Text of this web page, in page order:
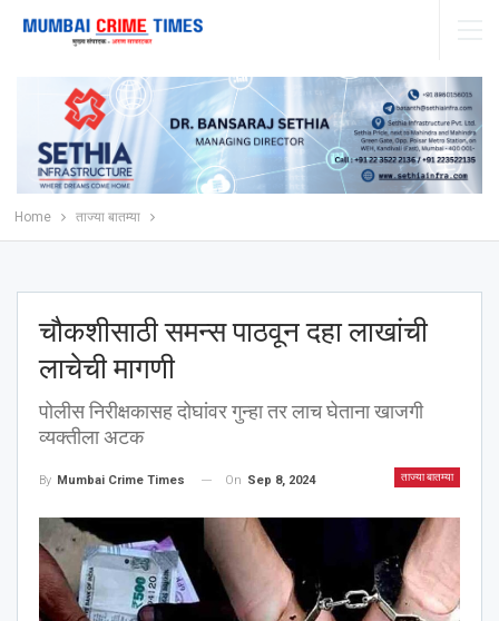
Home ताज्या बातम्या
चौकशीसाठी समन्स पाठवून दहा लाखांची
लाचेची मागणी
पोलीस निरीक्षकासह दोघांवर गुन्हा तर लाच घेताना खाजगी
व्यक्तीला अटक
ताज्या बातम्या
By Mumbai Crime Times On Sep 8, 2024